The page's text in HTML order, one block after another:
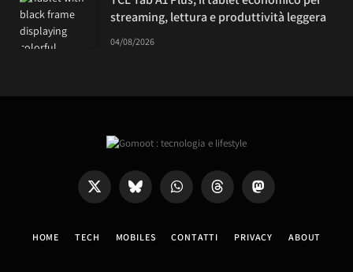
streaming, lettura e produttività leggera
04/08/2026
X
Bluesky WhatsAppThreads Mastodon
HOME TECH MOBILES CONTATTI PRIVACY ABOUT